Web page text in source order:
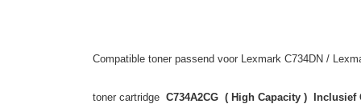
Compatible toner passend voor Lexmark C734DN /
toner cartridge C734A2CG ( High Capacity ) Inclusief